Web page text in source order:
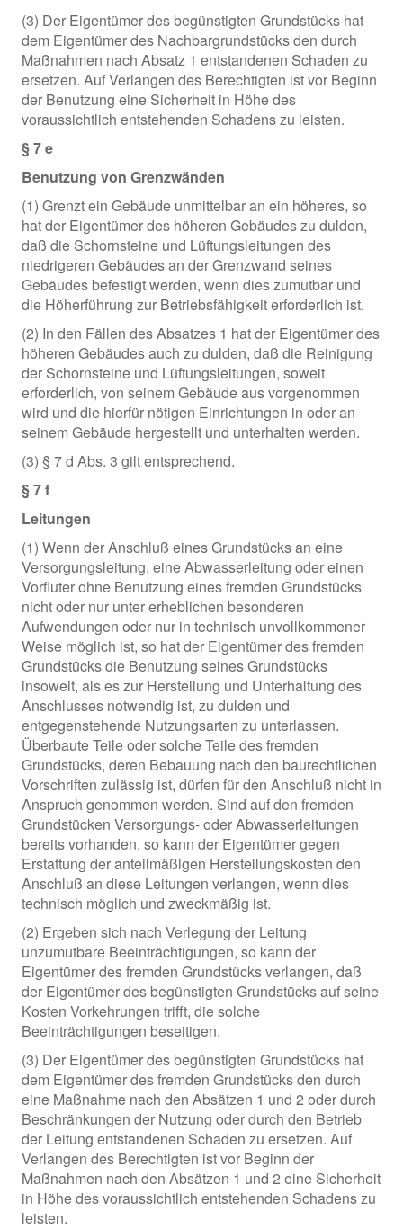
(3) Der Eigentümer des begünstigten Grundstücks hat
dem Eigentümer des Nachbargrundstücks den durch
Maßnahmen nach Absatz 1 entstandenen Schaden zu
ersetzen. Auf Verlangen des Berechtigten ist vor Beginn
der Benutzung eine Sicherheit in Höhe des
voraussichtlich entstehenden Schadens zu leisten.
§ 7 e
Benutzung von Grenzwänden
(1) Grenzt ein Gebäude unmittelbar an ein höheres, so
hat der Eigentümer des höheren Gebäudes zu dulden,
daß die Schornsteine und Lüftungsleitungen des
niedrigeren Gebäudes an der Grenzwand seines
Gebäudes befestigt werden, wenn dies zumutbar und
die Höherführung zur Betriebsfähigkeit erforderlich ist.
(2) In den Fällen des Absatzes 1 hat der Eigentümer des
höheren Gebäudes auch zu dulden, daß die Reinigung
der Schornsteine und Lüftungsleitungen, soweit
erforderlich, von seinem Gebäude aus vorgenommen
wird und die hierfür nötigen Einrichtungen in oder an
seinem Gebäude hergestellt und unterhalten werden.
(3) § 7 d Abs. 3 gilt entsprechend.
§ 7 f
Leitungen
(1) Wenn der Anschluß eines Grundstücks an eine
Versorgungsleitung, eine Abwasserleitung oder einen
Vorfluter ohne Benutzung eines fremden Grundstücks
nicht oder nur unter erheblichen besonderen
Aufwendungen oder nur in technisch unvollkommener
Weise möglich ist, so hat der Eigentümer des fremden
Grundstücks die Benutzung seines Grundstücks
insoweit, als es zur Herstellung und Unterhaltung des
Anschlusses notwendig ist, zu dulden und
entgegenstehende Nutzungsarten zu unterlassen.
Überbaute Teile oder solche Teile des fremden
Grundstücks, deren Bebauung nach den baurechtlichen
Vorschriften zulässig ist, dürfen für den Anschluß nicht in
Anspruch genommen werden. Sind auf den fremden
Grundstücken Versorgungs- oder Abwasserleitungen
bereits vorhanden, so kann der Eigentümer gegen
Erstattung der anteilmäßigen Herstellungskosten den
Anschluß an diese Leitungen verlangen, wenn dies
technisch möglich und zweckmäßig ist.
(2) Ergeben sich nach Verlegung der Leitung
unzumutbare Beeinträchtigungen, so kann der
Eigentümer des fremden Grundstücks verlangen, daß
der Eigentümer des begünstigten Grundstücks auf seine
Kosten Vorkehrungen trifft, die solche
Beeinträchtigungen beseitigen.
(3) Der Eigentümer des begünstigten Grundstücks hat
dem Eigentümer des fremden Grundstücks den durch
eine Maßnahme nach den Absätzen 1 und 2 oder durch
Beschränkungen der Nutzung oder durch den Betrieb
der Leitung entstandenen Schaden zu ersetzen. Auf
Verlangen des Berechtigten ist vor Beginn der
Maßnahmen nach den Absätzen 1 und 2 eine Sicherheit
in Höhe des voraussichtlich entstehenden Schadens zu
leisten.